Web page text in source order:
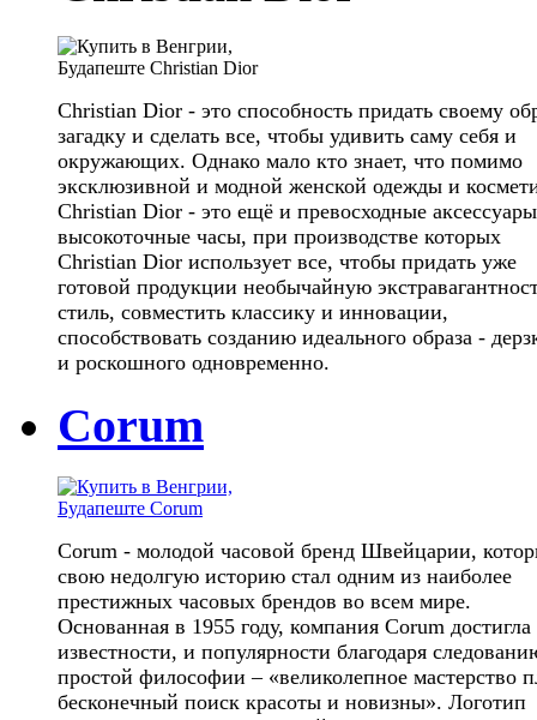
Christian Dior - это способность придать своему
загадку и сделать все, чтобы удивить саму себя и
окружающих. Однако мало кто знает, что помимо
эксклюзивной и модной женской одежды и
Christian Dior - это ещё и превосходные
высокоточные часы, при производстве которых
Christian Dior использует все, чтобы придать уже
готовой продукции необычайную
стиль, совместить классику и инновации,
способствовать созданию идеального образа -
и роскошного одновременно.
Corum
Corum - молодой часовой бренд Швейцарии,
свою недолгую историю стал одним из наиболее
престижных часовых брендов во всем мире.
Основанная в 1955 году, компания Corum достигла
известности, и популярности благодаря
простой философии – «великолепное мастерство
бесконечный поиск красоты и новизны». Логотип